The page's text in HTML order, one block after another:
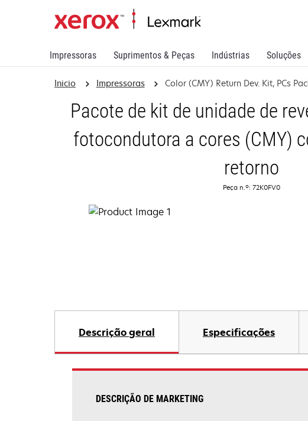
Impressoras Suprimentos & Peças Indústrias Soluções
Inicio Impressoras Color (CMY) Return Dev. Kit, PCs
Pacote de kit de unidade de
fotocondutora a cores (CMY)
retorno
Peça n.º: 72K0FV0
Descrição geral Especificações
DESCRIÇÃO DE MARKETING